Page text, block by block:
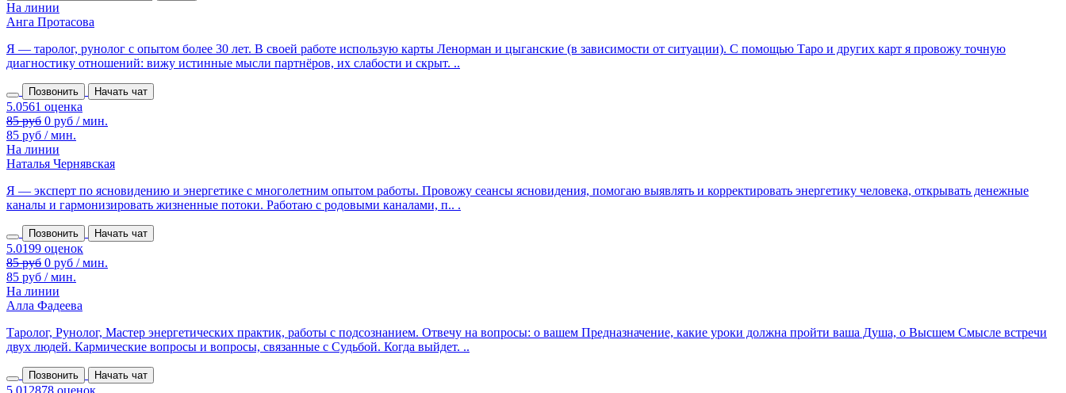
На линии
Анга Протасова
Я — таролог, рунолог с опытом более 30 лет. В своей работе использую карты Ленорман и цыганские (в зависимости от ситуации). С помощью Таро и других карт я провожу точную
диагностику отношений: вижу истинные мысли партнёров, их слабости и скрыт. ..
Позвонить Начать чат
85 руб 0 руб / мин.
85 руб / мин.
На линии
Наталья Чернявская
Я — эксперт по ясновидению и энергетике с многолетним опытом работы. Провожу сеансы ясновидения, помогаю выявлять и корректировать энергетику человека, открывать денежные
каналы и гармонизировать жизненные потоки. Работаю с родовыми каналами, п.. .
Позвонить Начать чат
85 руб 0 руб / мин.
85 руб / мин.
На линии
Алла Фадеева
Таролог, Рунолог, Мастер энергетических практик, работы с подсознанием. Отвечу на вопросы: о вашем Предназначение, какие уроки должна пройти ваша Душа, о Высшем Смысле встречи
двух людей. Кармические вопросы и вопросы, связанные с Судьбой. Когда выйдет. ..
Позвонить Начать чат